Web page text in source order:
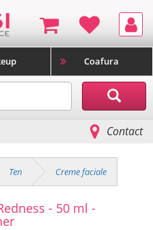
Coafura
Contact
Ten Creme faciale
- 50 ml -